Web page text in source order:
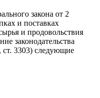
закона от 2
и поставках
и продовольствия
законодательства
3303) следующие